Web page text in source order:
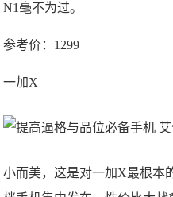
N1毫不为过。
参考价：1299
一加X
小而美，这是对一加X最根本